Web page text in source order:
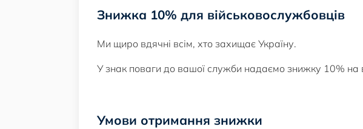
Знижка 10% для військовослужбовців
Ми щиро вдячні всім, хто захищає Україну.
У знак поваги до вашої служби надаємо знижку 10% на
Умови отримання знижки